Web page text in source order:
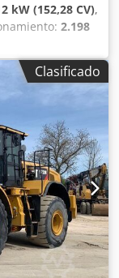
kW (152,28 CV),
2.198
de
Aire
Pluma
de tuberías
Nofx Ah Rer
Sistema de
10.00-20,
Soporte
CE Peso
Clasificado